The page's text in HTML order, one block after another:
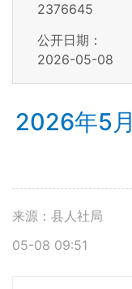
2376645
公开日期：
2026-05-08
2026年5
来源：县人社局
05-08 09:51